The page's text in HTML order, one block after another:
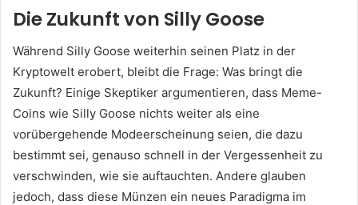
Die Zukunft von Silly Goose
Während Silly Goose weiterhin seinen Platz in der
Kryptowelt erobert, bleibt die Frage: Was bringt die
Zukunft? Einige Skeptiker argumentieren, dass Meme-
Coins wie Silly Goose nichts weiter als eine
vorübergehende Modeerscheinung seien, die dazu
bestimmt sei, genauso schnell in der Vergessenheit zu
verschwinden, wie sie auftauchten. Andere glauben
jedoch, dass diese Münzen ein neues Paradigma im